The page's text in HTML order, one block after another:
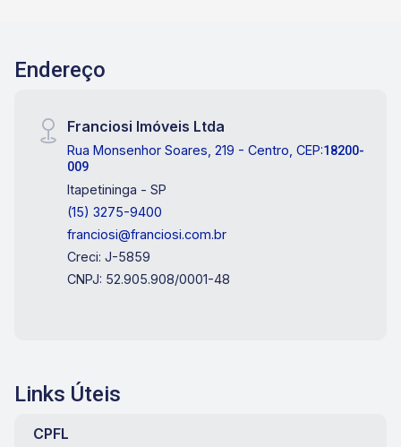
Endereço
Franciosi Imóveis Ltda
Rua Monsenhor Soares, 219 - Centro, CEP:18200-
009
Itapetininga - SP
(15) 3275-9400
franciosi@franciosi.com.br
Creci: J-5859
CNPJ: 52.905.908/0001-48
Links Úteis
CPFL